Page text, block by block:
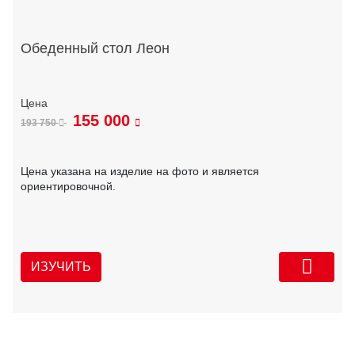
Обеденный стол Леон
193 750 155 000
Цена указана на изделие на фото и является
ориентировочной.
ИЗУЧИТЬ